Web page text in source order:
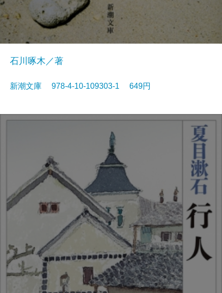
石川啄木／著
新潮文庫 978-4-10-109303-1 649円